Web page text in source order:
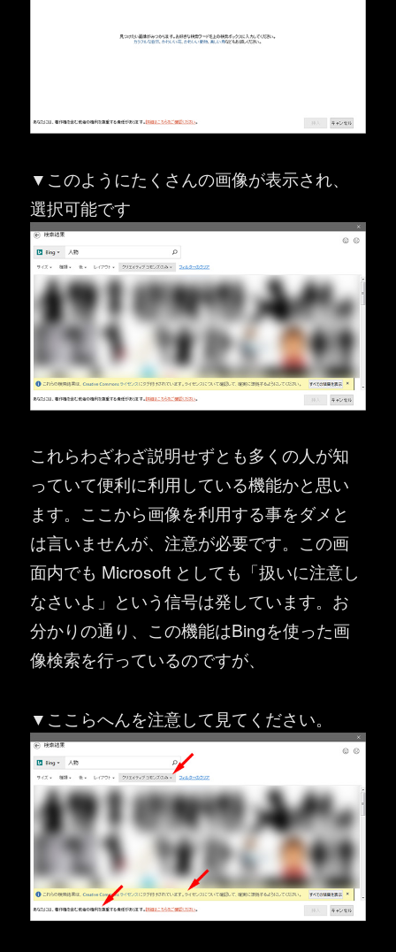
▼このようにたくさんの画像が表示され、
選択可能です
これらわざわざ説明せずとも多くの人が知
っていて便利に利用している機能かと思い
ます。ここから画像を利用する事をダメと
は言いませんが、注意が必要です。この画
面内でも Microsoft としても「扱いに注意し
なさいよ」という信号は発しています。お
分かりの通り、この機能はBingを使った画
像検索を行っているのですが、
▼ここらへんを注意して見てください。